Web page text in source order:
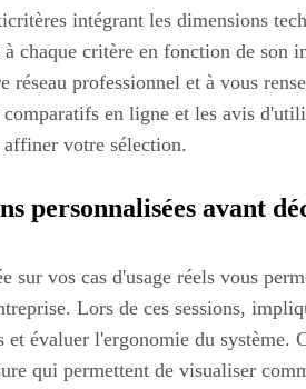
intégrant les dimensions
chaque critère en fonction de son
professionnel et à vous
en ligne et les avis
votre sélection.
personnalisées avant
sur vos cas d'usage réels vous
Lors de ces sessions,
et évaluer l'ergonomie du système.
qui permettent de visualiser